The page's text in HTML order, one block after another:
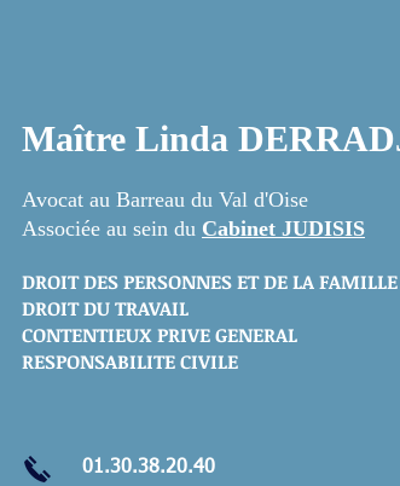
Maître Linda
Avocat au Barreau du Val d'Oise
Associée au sein du Cabinet JUDISIS
DROIT DES PERSONNES ET DE LA FAMILLE
DROIT DU TRAVAIL
CONTENTIEUX PRIVE GENERAL
RESPONSABILITE CIVILE
01.30.38.20.40